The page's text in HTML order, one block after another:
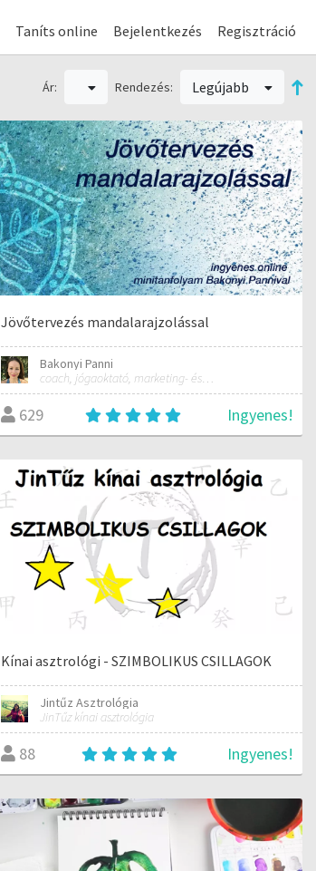
Taníts online Bejelentkezés Regisztráció
Ár: Rendezés: Legújabb
Jövőtervezés mandalarajzolással
Bakonyi Panni
coach, jógaoktató, marketing- és üzletfejlesztési tanácsadó
629 Ingyenes!
Kínai asztrológi - SZIMBOLIKUS CSILLAGOK
Jintűz Asztrológia
JinTűz kínai asztrológia
88 Ingyenes!